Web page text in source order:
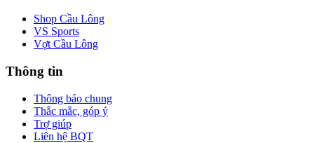
Shop Cầu Lông
VS Sports
Vợt Cầu Lông
Thông tin
Thông báo chung
Thắc mắc, góp ý
Trợ giúp
Liên hệ BQT